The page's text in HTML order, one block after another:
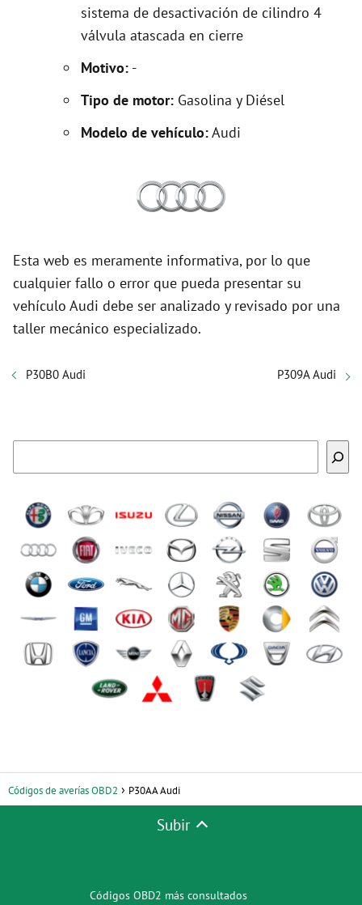
sistema de desactivación de cilindro 4
válvula atascada en cierre
Motivo: -
Tipo de motor: Gasolina y Diésel
Modelo de vehículo:Audi
Esta web es meramente informativa, por lo que
cualquier fallo o error que pueda presentar su
vehículo Audi debe ser analizado y revisado por una
taller mecánico especializado.
P30B0 Audi P309A Audi
Códigos de averías OBD2 P30AA Audi
Subir
Códigos OBD2 más consultados